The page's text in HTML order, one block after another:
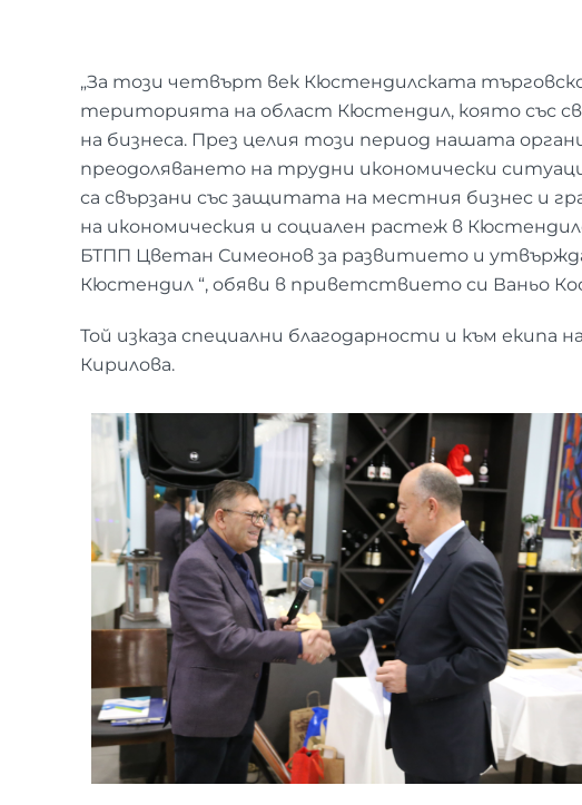
„За този четвърт век Кюстендилската
територията на област Кюстендил, която със
на бизнеса. През целия този период нашата
преодоляването на трудни икономически
са свързани със защитата на местния бизнес и
на икономическия и социален растеж в
БТПП Цветан Симеонов за развитието и
Кюстендил “, обяви в приветствието си Ваньо
Той изказа специални благодарности и към екипа
Кирилова.